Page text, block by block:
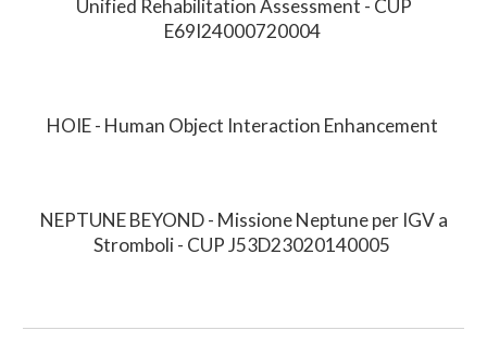
Unified Rehabilitation Assessment - CUP
E69I24000720004
HOIE - Human Object Interaction Enhancement
NEPTUNE BEYOND - Missione Neptune per IGV a
Stromboli - CUP J53D23020140005